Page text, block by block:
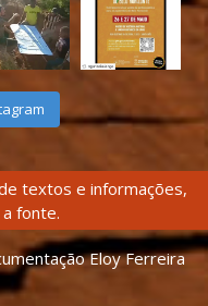
textos e informações,
fonte.
Eloy Ferreira